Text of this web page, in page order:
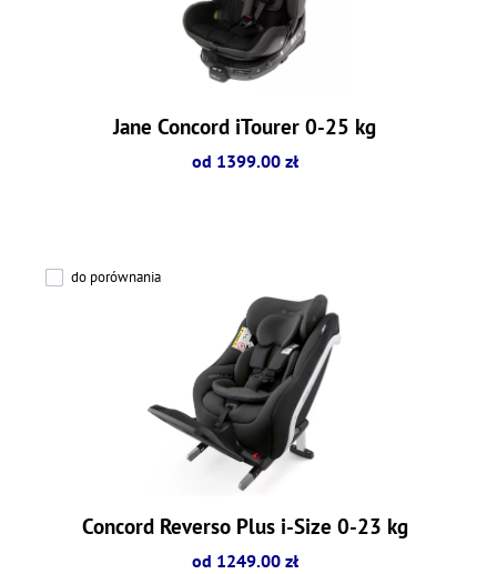
Jane Concord iTourer 0-25 kg
od 1399.00 zł
do porównania
Concord Reverso Plus i-Size 0-23 kg
od 1249.00 zł